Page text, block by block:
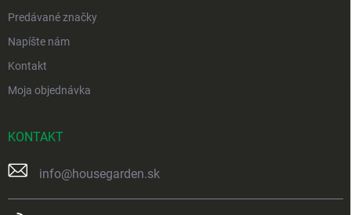
Predávané značky
Napíšte nám
Kontakt
Moja objednávka
KONTAKT
info@housegarden.sk